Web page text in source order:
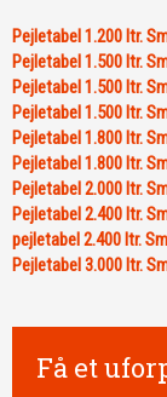
Pejletabel 1.200 ltr.
Pejletabel 1.500 ltr.
Pejletabel 1.500 ltr.
Pejletabel 1.500 ltr.
Pejletabel 1.800 ltr.
Pejletabel 1.800 ltr.
Pejletabel 2.000 ltr.
Pejletabel 2.400 ltr.
pejletabel 2.400 ltr.
Pejletabel 3.000 ltr.
Få et